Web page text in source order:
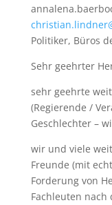
Politiker, Büros
Sehr geehrter
sehr geehrte
(Regierende /
Geschlechter –
wir und viele
Freunde (mit
Forderung von
Fachleuten